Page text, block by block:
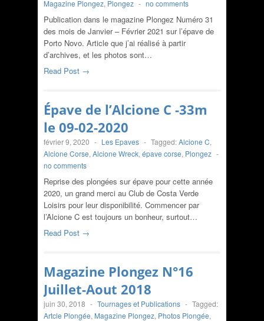
Magazine Plongez, Plongez - no comments
Publication dans le magazine Plongez Numéro 31
des mois de Janvier – Février 2021 sur l’épave de
Porto Novo. Article que j’ai réalisé à partir
d’archives, et les photos sont…
Read Post →
Épave de l’Alcione C -33m
le 09-02-2020
février 9, 2020 - Les Epaves - Tagged:Alcione C,
Alcione Corse, Alcione Wreck, épave corse, Plongez -
no comments
Reprise des plongées sur épave pour cette année
2020, un grand merci au Club de Costa Verde
Loisirs pour leur disponibilité. Commencer par
l’Alcione C est toujours un bonheur, surtout…
Read Post →
Magazine Plongez N°16
Juillet-Aout 2018
juin 30, 2018 - Tournages et Publications - Tagged:
Artcle Plongée, Magazine Plongez, Photos Plongée,